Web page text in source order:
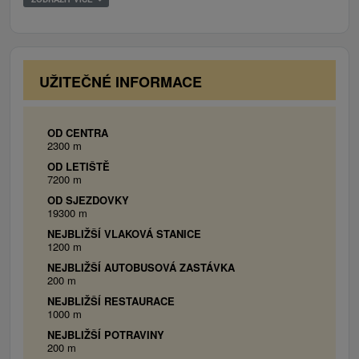
UŽITEČNÉ INFORMACE
OD CENTRA
2300 m
OD LETIŠTĚ
7200 m
OD SJEZDOVKY
19300 m
NEJBLIŽŠÍ VLAKOVÁ STANICE
1200 m
NEJBLIŽŠÍ AUTOBUSOVÁ ZASTÁVKA
200 m
NEJBLIŽŠÍ RESTAURACE
1000 m
NEJBLIŽŠÍ POTRAVINY
200 m